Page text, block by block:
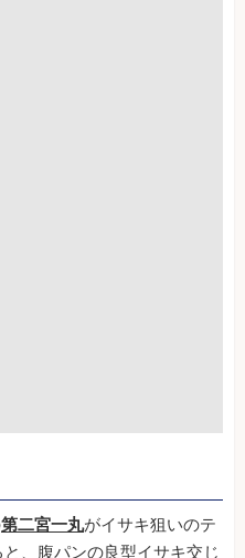
第二宮一丸がイサキ狙いのテ
、腹パンの良型イサキ交じ